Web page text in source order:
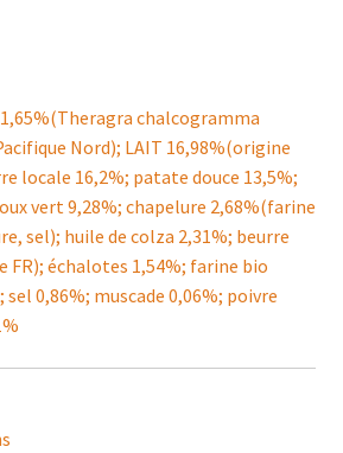
chalcogramma
Nord); LAIT 16,98%(origine
locale 16,2%; patate douce 13,5%;
vert 9,28%; chapelure 2,68%(farine
sel); huile de colza 2,31%; beurre
FR); échalotes 1,54%; farine bio
sel 0,86%; muscade 0,06%; poivre